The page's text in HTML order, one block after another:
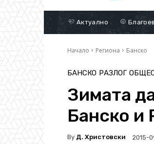
Актуално
Начало Региона Банско
БАНСКО РАЗЛОГ
Зимата
Банско и
By Д. Христовски 2015-